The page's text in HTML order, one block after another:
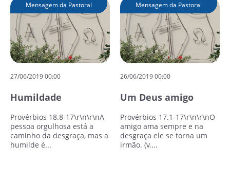
Mensagem da Pastoral
27/06/2019 00:00
Humildade
Provérbios 18.8-17\r\n\r\nA
pessoa orgulhosa está a
caminho da desgraça, mas a
humilde é...
Mensagem da Pastoral
26/06/2019 00:00
Um Deus amigo
Provérbios 17.1-17\r\n\r\nO
amigo ama sempre e na
desgraça ele se torna um
irmão. (v....